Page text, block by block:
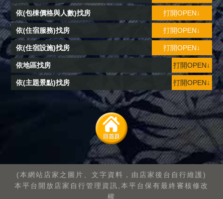
依(包棟價格與人數)找房 打開OPEN↓
依(住宿服務)找房 打開OPEN↓
依(住宿設施)找房 打開OPEN↓
依地區找房 打開OPEN↓
依(主題景點)找房 打開OPEN↓
(本網站店家之圖片、文字資料，由店家後台自行維護)
本平台開放店家自行管理資訊,本平台保有最終審核修改
權